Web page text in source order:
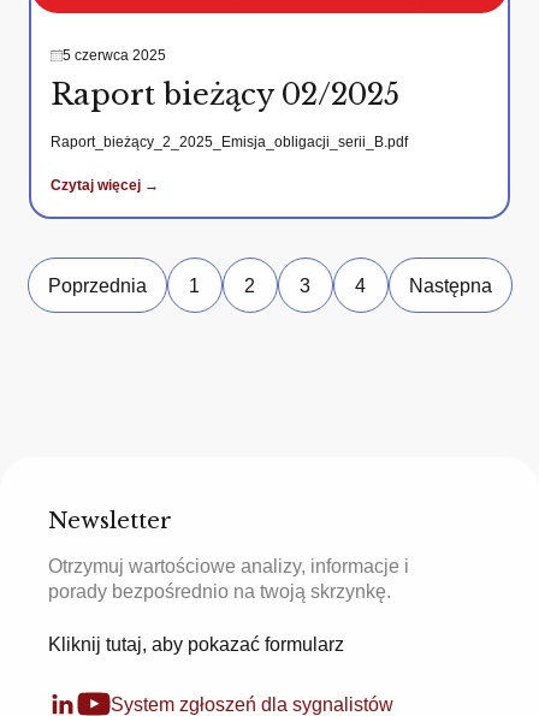
5 czerwca 2025
Raport bieżący 02/2025
Raport_bieżący_2_2025_Emisja_obligacji_serii_B.pdf
Czytaj więcej →
Poprzednia 1 2 3 4 Następna
Newsletter
Otrzymuj wartościowe analizy, informacje i
porady bezpośrednio na twoją skrzynkę.
Kliknij tutaj, aby pokazać formularz
System zgłoszeń dla sygnalistów